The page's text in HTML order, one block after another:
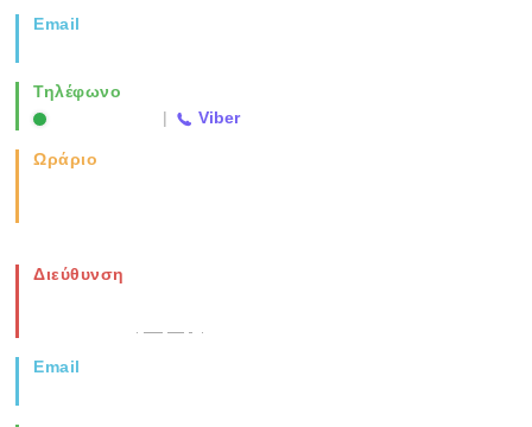
Email
Τηλέφωνο
| Viber
Ωράριο
Διεύθυνση
Email